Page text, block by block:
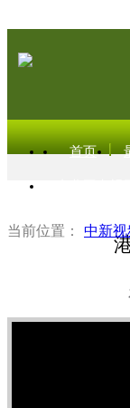
首页
当前位置： 中新视